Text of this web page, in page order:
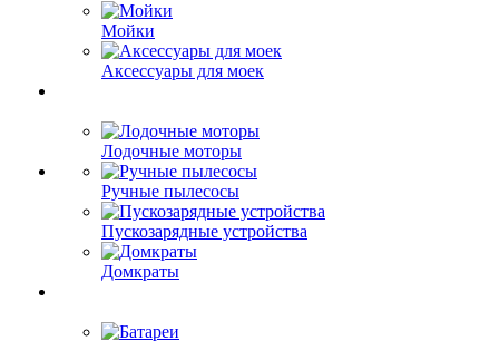
Мойки
Аксессуары для моек
Лодочные моторы
Ручные пылесосы
Пускозарядные устройства
Домкраты